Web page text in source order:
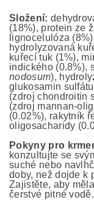
Složení:
(18%), protein ze
lignocelulóza
hydrolyzovaná
kuřecí tuk (1%),
indického (0.8%),
nodosum),
glukosamin
(zdroj chondroitin
(zdroj mannan-
(0.02%), rakytník
oligosacharidy
Pokyny pro
konzultujte se
suché nebo
doby, než dojde k
Zajistěte, aby
čerstvé pitné vodě.